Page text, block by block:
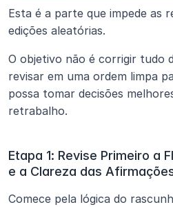
Esta é a parte que impede as
edições aleatórias.
O objetivo não é corrigir tudo
revisar em uma ordem limpa
possa tomar decisões
retrabalho.
Etapa 1: Revise Primeiro a
e a Clareza das
Comece pela lógica do